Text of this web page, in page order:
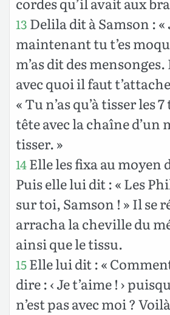
13 Delila dit à Samson : «
maintenant tu t’es
m’as dit des
avec quoi il faut
« Tu n’as qu’à tisser les
tête avec la chaîne d’un
tisser. »
14Elle les fixa au moyen
Puis elle lui dit : « Les
sur toi, Samson ! » Il se
arracha la cheville du
ainsi que le tissu.
15Elle lui dit : «
dire : ‹ Je t’aime ! ›
n’est pas avec moi ?